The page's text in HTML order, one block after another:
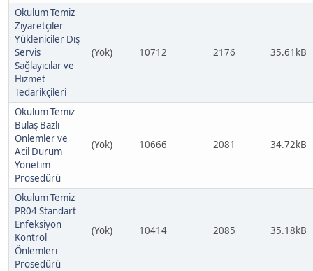
Okulum Temiz
Ziyaretçiler
Yükleniciler Dış
Servis
Sağlayıcılar ve
Hizmet
Tedarikçileri
(Yok) 10712 2176 35.61kB
Okulum Temiz
Bulaş Bazlı
Önlemler ve
Acil Durum
Yönetim
Prosedürü
(Yok) 10666 2081 34.72kB
Okulum Temiz
PR04 Standart
Enfeksiyon
Kontrol
Önlemleri
Prosedürü
(Yok) 10414 2085 35.18kB